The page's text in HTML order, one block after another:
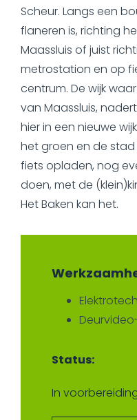
Scheur. Langs een
flaneren is, richting
Maassluis of juist
metrostation en op
centrum. De wijk
van Maassluis,
hier in een nieuwe
het groen en de
fiets opladen, nog
doen, met de
Het Baken kan het.
Status:
In